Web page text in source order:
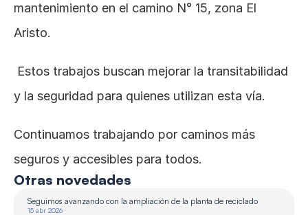
Otras novedades
Seguimos avanzando con la ampliación de la planta de reciclado
15 abr 2026
mantenimiento en el camino N° 15, zona El
Aristo.
y la seguridad para quienes utilizan esta vía.
Continuamos trabajando por caminos más
seguros y accesibles para todos.